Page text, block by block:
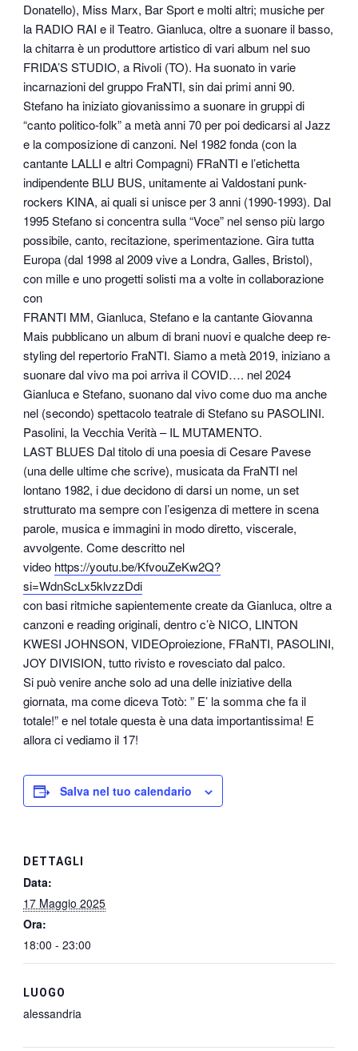
Donatello), Miss Marx, Bar Sport e molti altri; musiche per
la RADIO RAI e il Teatro. Gianluca, oltre a suonare il basso,
la chitarra è un produttore artistico di vari album nel suo
FRIDA’S STUDIO, a Rivoli (TO). Ha suonato in varie
incarnazioni del gruppo FraNTI, sin dai primi anni 90.
Stefano ha iniziato giovanissimo a suonare in gruppi di
“canto politico-folk” a metà anni 70 per poi dedicarsi al Jazz
e la composizione di canzoni. Nel 1982 fonda (con la
cantante LALLI e altri Compagni) FRaNTI e l’etichetta
indipendente BLU BUS, unitamente ai Valdostani punk-
rockers KINA, ai quali si unisce per 3 anni (1990-1993). Dal
1995 Stefano si concentra sulla “Voce” nel senso più largo
possibile, canto, recitazione, sperimentazione. Gira tutta
Europa (dal 1998 al 2009 vive a Londra, Galles, Bristol),
con mille e uno progetti solisti ma a volte in collaborazione
con
FRANTI MM, Gianluca, Stefano e la cantante Giovanna
Mais pubblicano un album di brani nuovi e qualche deep re-
styling del repertorio FraNTI. Siamo a metà 2019, iniziano a
suonare dal vivo ma poi arriva il COVID…. nel 2024
Gianluca e Stefano, suonano dal vivo come duo ma anche
nel (secondo) spettacolo teatrale di Stefano su PASOLINI.
Pasolini, la Vecchia Verità – IL MUTAMENTO.
LAST BLUES Dal titolo di una poesia di Cesare Pavese
(una delle ultime che scrive), musicata da FraNTI nel
lontano 1982, i due decidono di darsi un nome, un set
strutturato ma sempre con l’esigenza di mettere in scena
parole, musica e immagini in modo diretto, viscerale,
avvolgente. Come descritto nel
video https://youtu.be/KfvouZeKw2Q?
si=WdnScLx5klvzzDdi
con basi ritmiche sapientemente create da Gianluca, oltre a
canzoni e reading originali, dentro c’è NICO, LINTON
KWESI JOHNSON, VIDEOproiezione, FRaNTI, PASOLINI,
JOY DIVISION, tutto rivisto e rovesciato dal palco.
Si può venire anche solo ad una delle iniziative della
giornata, ma come diceva Totò: ” E’ la somma che fa il
totale!” e nel totale questa è una data importantissima! E
allora ci vediamo il 17!
Salva nel tuo calendario
DETTAGLI
Data:
17 Maggio 2025
Ora:
18:00 - 23:00
LUOGO
alessandria